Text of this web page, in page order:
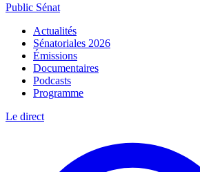
Public Sénat
Actualités
Sénatoriales 2026
Émissions
Documentaires
Podcasts
Programme
Le direct